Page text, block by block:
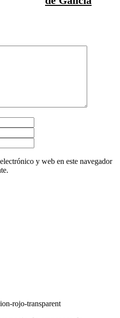
electrónico
y web en este navegador